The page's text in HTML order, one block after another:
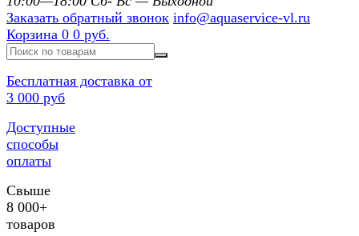
Заказать обратный звонок info@aquaservice-vl.ru
Корзина 0 0 руб.
Бесплатная доставка от
3 000 руб
Доступные
способы
оплаты
Свыше
8 000+
товаров